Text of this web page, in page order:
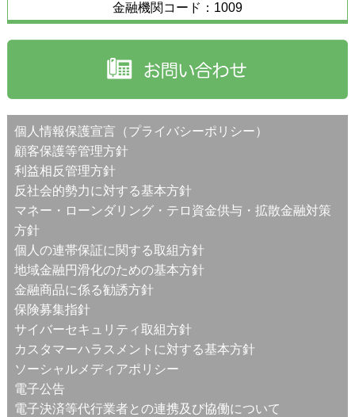
金融機関コード：1009
個人情報保護宣言（プライバシーポリシー）
顧客保護等管理方針
利益相反管理方針
反社会的勢力に対する基本方針
マネー・ローンダリング・テロ資金供与・拡散金融対策
方針
個人の連帯保証に関する取組方針
地域金融円滑化のための基本方針
金融商品に係る勧誘方針
保険募集指針
サイバーセキュリティ取組方針
カスタマーハラスメントに対する基本方針
ソーシャルメディアポリシー
電子公告
電子決済等代行業者との連携及び協働について